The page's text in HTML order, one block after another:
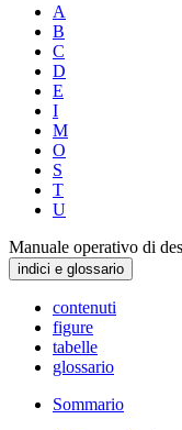
A
B
C
D
E
I
M
O
S
T
U
Manuale operativo di
indici e glossario
contenuti
figure
tabelle
glossario
Sommario